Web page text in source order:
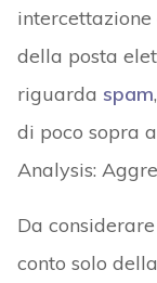
della posta
riguarda spam,
di poco sopra
Analysis:
Da
conto solo